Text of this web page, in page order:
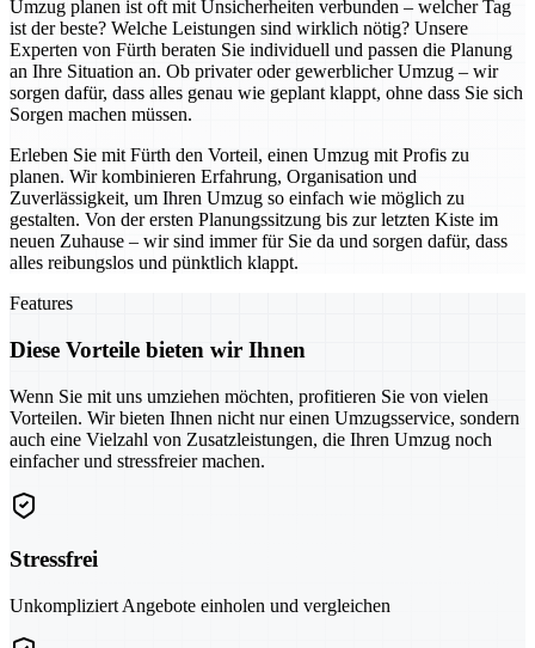
Umzug planen ist oft mit Unsicherheiten verbunden – welcher Tag
ist der beste? Welche Leistungen sind wirklich nötig? Unsere
Experten von Fürth beraten Sie individuell und passen die Planung
an Ihre Situation an. Ob privater oder gewerblicher Umzug – wir
sorgen dafür, dass alles genau wie geplant klappt, ohne dass Sie sich
Sorgen machen müssen.
Erleben Sie mit Fürth den Vorteil, einen Umzug mit Profis zu
planen. Wir kombinieren Erfahrung, Organisation und
Zuverlässigkeit, um Ihren Umzug so einfach wie möglich zu
gestalten. Von der ersten Planungssitzung bis zur letzten Kiste im
neuen Zuhause – wir sind immer für Sie da und sorgen dafür, dass
alles reibungslos und pünktlich klappt.
Features
Diese Vorteile bieten wir Ihnen
Wenn Sie mit uns umziehen möchten, profitieren Sie von vielen
Vorteilen. Wir bieten Ihnen nicht nur einen Umzugsservice, sondern
auch eine Vielzahl von Zusatzleistungen, die Ihren Umzug noch
einfacher und stressfreier machen.
Stressfrei
Unkompliziert Angebote einholen und vergleichen